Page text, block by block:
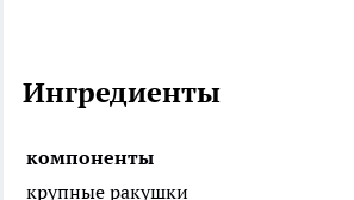
Ингредиенты
компоненты
крупные ракушки